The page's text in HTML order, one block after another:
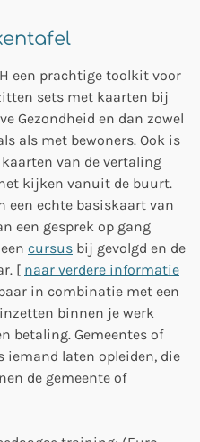
een prachtige toolkit voor
sets met kaarten bij
Gezondheid en dan zowel
als met bewoners. Ook is
van de vertaling
kijken vanuit de buurt.
een echte basiskaart van
een gesprek op gang
cursus bij gevolgd en de
[ naar verdere informatie
in combinatie met een
binnen je werk
betaling. Gemeentes of
laten opleiden, die
de gemeente of